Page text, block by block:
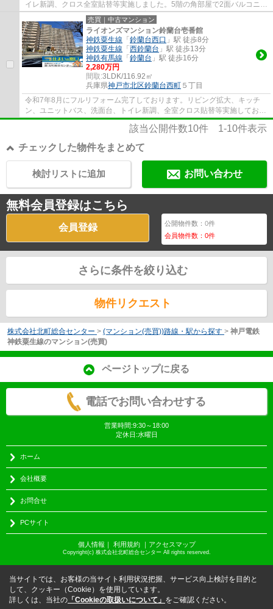
イレ新調、クロス全室貼替等実施しました。5階の角部屋で2面バルコニー
で陽当り・通風良好です。ペット飼育可なの...
売買｜中古マンション
ライオンズマンション鈴蘭台壱番館
神鉄粟生線 「 鈴蘭台西口 」駅 徒歩8分
神鉄粟生線 「 西鈴蘭台 」駅 徒歩13分
神鉄有馬線 「 鈴蘭台 」駅 徒歩16分
2,280万円
間取:3LDK/116.92㎡
兵庫県神戸市北区鈴蘭台西町 ５丁目
令和7年8月にフルリフォーム完了しております。リビング拡大、キッチ
ン、ユニットバス、洗面台、トイレ新調、全室クロス貼替等実施しており
ます。南・東・北の３方角部屋で玄関ポーチ...
該当公開件数10件 1-10件表示
チェックした物件をまとめて
お問い合わせ
検討リストに追加
無料会員登録はこちら
会員登録 公開物件数：0件
会員物件数：0件
さらに条件を絞り込む
物件リクエスト
株式会社北町総合センター > (マンション(売買))路線・駅から探す > 神戸電鉄
神鉄粟生線のマンション(売買)
ページトップに戻る
電話でお問い合わせする
営業時間:9:30～18:00
定休日:水曜日
ホーム
会社概要
お問合せ
PCサイト
個人情報 利用規約｜ アクセスマップ
Copyright(c) 株式会社北町総合センター All rights reserved.
当サイトでは、お客様の当サイト利用状況把握、サービス向上検討を目的と
して、クッキー（Cookie）を使用しています。
詳しくは、当社の 「Cookieの取扱いについて」 をご確認ください。